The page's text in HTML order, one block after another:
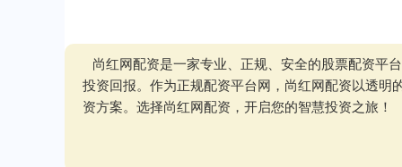
尚红网配资是一家专业、正规、安全的股票配资平
投资回报。作为正规配资平台网，尚红网配资以透
资方案。选择尚红网配资，开启您的智慧投资之旅！